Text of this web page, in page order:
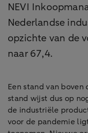
NEVI
Nederlandse
opzichte van de
naar 67,4.
Een stand van
stand wijst dus op
de industriële
voor de pandemie